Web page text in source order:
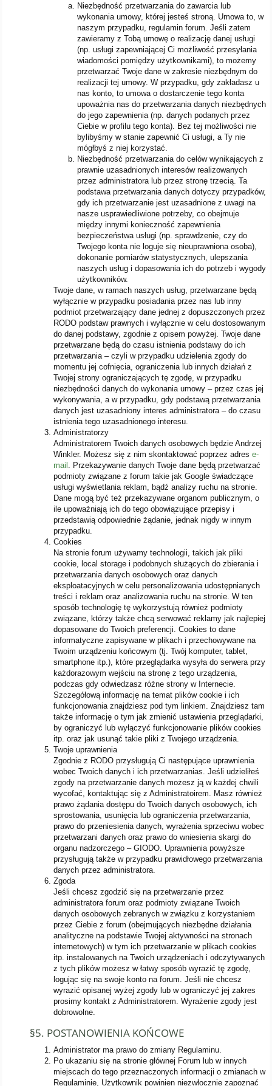
Niezbędność przetwarzania do zawarcia lub
wykonania umowy, której jesteś stroną. Umowa to, w
naszym przypadku, regulamin forum. Jeśli zatem
zawieramy z Tobą umowę o realizację danej usługi
(np. usługi zapewniającej Ci możliwość przesyłania
wiadomości pomiędzy użytkownikami), to możemy
przetwarzać Twoje dane w zakresie niezbędnym do
realizacji tej umowy. W przypadku, gdy zakładasz u
nas konto, to umowa o dostarczenie tego konta
upoważnia nas do przetwarzania danych niezbędnych
do jego zapewnienia (np. danych podanych przez
Ciebie w profilu tego konta). Bez tej możliwości nie
bylibyśmy w stanie zapewnić Ci usługi, a Ty nie
mógłbyś z niej korzystać.
Niezbędność przetwarzania do celów wynikających z
prawnie uzasadnionych interesów realizowanych
przez administratora lub przez stronę trzecią. Ta
podstawa przetwarzania danych dotyczy przypadków,
gdy ich przetwarzanie jest uzasadnione z uwagi na
nasze usprawiedliwione potrzeby, co obejmuje
między innymi konieczność zapewnienia
bezpieczeństwa usługi (np. sprawdzenie, czy do
Twojego konta nie loguje się nieuprawniona osoba),
dokonanie pomiarów statystycznych, ulepszania
naszych usług i dopasowania ich do potrzeb i wygody
użytkowników.
Twoje dane, w ramach naszych usług, przetwarzane będą
wyłącznie w przypadku posiadania przez nas lub inny
podmiot przetwarzający dane jednej z dopuszczonych przez
RODO podstaw prawnych i wyłącznie w celu dostosowanym
do danej podstawy, zgodnie z opisem powyżej. Twoje dane
przetwarzane będą do czasu istnienia podstawy do ich
przetwarzania – czyli w przypadku udzielenia zgody do
momentu jej cofnięcia, ograniczenia lub innych działań z
Twojej strony ograniczających tę zgodę, w przypadku
niezbędności danych do wykonania umowy – przez czas jej
wykonywania, a w przypadku, gdy podstawą przetwarzania
danych jest uzasadniony interes administratora – do czasu
istnienia tego uzasadnionego interesu.
Administratorzy
Administratorem Twoich danych osobowych będzie Andrzej
Winkler. Możesz się z nim skontaktować poprzez adres e-
mail . Przekazywanie danych Twoje dane będą przetwarzać
podmioty związane z forum takie jak Google świadczące
usługi wyświetlania reklam, bądź analizy ruchu na stronie.
Dane mogą być też przekazywane organom publicznym, o
ile upoważniają ich do tego obowiązujące przepisy i
przedstawią odpowiednie żądanie, jednak nigdy w innym
przypadku.
Cookies
Na stronie forum używamy technologii, takich jak pliki
cookie, local storage i podobnych służących do zbierania i
przetwarzania danych osobowych oraz danych
eksploatacyjnych w celu personalizowania udostępnianych
treści i reklam oraz analizowania ruchu na stronie. W ten
sposób technologię tę wykorzystują również podmioty
związane, którzy także chcą serwować reklamy jak najlepiej
dopasowane do Twoich preferencji. Cookies to dane
informatyczne zapisywane w plikach i przechowywane na
Twoim urządzeniu końcowym (tj. Twój komputer, tablet,
smartphone itp.), które przeglądarka wysyła do serwera przy
każdorazowym wejściu na stronę z tego urządzenia,
podczas gdy odwiedzasz różne strony w Internecie.
Szczegółową informację na temat plików cookie i ich
funkcjonowania znajdziesz pod tym linkiem. Znajdziesz tam
także informację o tym jak zmienić ustawienia przeglądarki,
by ograniczyć lub wyłączyć funkcjonowanie plików cookies
itp. oraz jak usunąć takie pliki z Twojego urządzenia.
Twoje uprawnienia
Zgodnie z RODO przysługują Ci następujące uprawnienia
wobec Twoich danych i ich przetwarzanias. Jeśli udzieliłeś
zgody na przetwarzanie danych możesz ją w każdej chwili
wycofać, kontaktując się z Administratoirem. Masz również
prawo żądania dostępu do Twoich danych osobowych, ich
sprostowania, usunięcia lub ograniczenia przetwarzania,
prawo do przeniesienia danych, wyrażenia sprzeciwu wobec
przetwarzani danych oraz prawo do wniesienia skargi do
organu nadzorczego – GIODO. Uprawnienia powyższe
przysługują także w przypadku prawidłowego przetwarzania
danych przez administratora.
Zgoda
Jeśli chcesz zgodzić się na przetwarzanie przez
administratora forum oraz podmioty związane Twoich
danych osobowych zebranych w związku z korzystaniem
przez Ciebie z forum (obejmujących niezbędne działania
analityczne na podstawie Twojej aktywności na stronach
internetowych) w tym ich przetwarzanie w plikach cookies
itp. instalowanych na Twoich urządzeniach i odczytywanych
z tych plików możesz w łatwy sposób wyrazić tę zgodę,
logując się na swoje konto na forum. Jeśli nie chcesz
wyrazić opisanej wyżej zgody lub w ograniczyć jej zakres
prosimy kontakt z Administratorem. Wyrażenie zgody jest
dobrowolne.
§5. POSTANOWIENIA KOŃCOWE
Administrator ma prawo do zmiany Regulaminu.
Po ukazaniu się na stronie głównej Forum lub w innych
miejscach do tego przeznaczonych informacji o zmianach w
Regulaminie, Użytkownik powinien niezwłocznie zapoznać